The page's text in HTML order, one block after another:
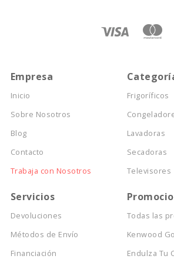
Empresa
Inicio
Sobre Nosotros
Blog
Contacto
Trabaja con Nosotros
Frigoríficos
Lavadoras
Secadoras
Televisores
Servicios
Devoluciones
Métodos de Envío
Financiación
Todas las
Kenwood
Endulza Tu